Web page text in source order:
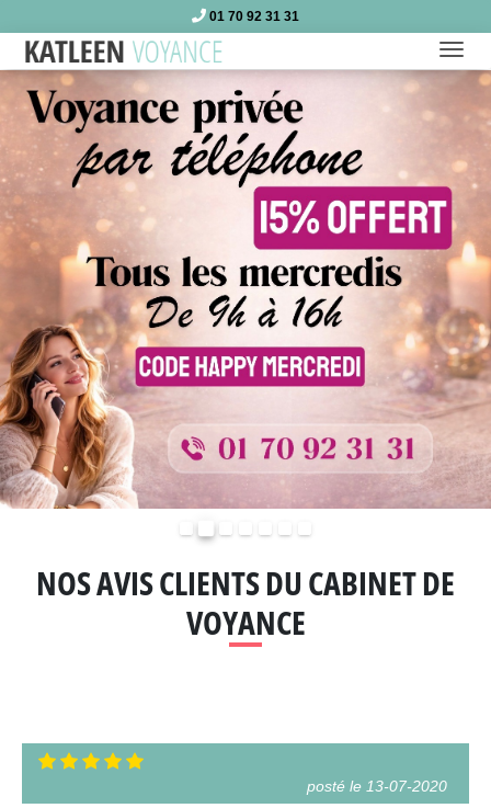
01 70 92 31 31
NOS AVIS CLIENTS DU CABINET DE
VOYANCE
posté le 13-07-2020